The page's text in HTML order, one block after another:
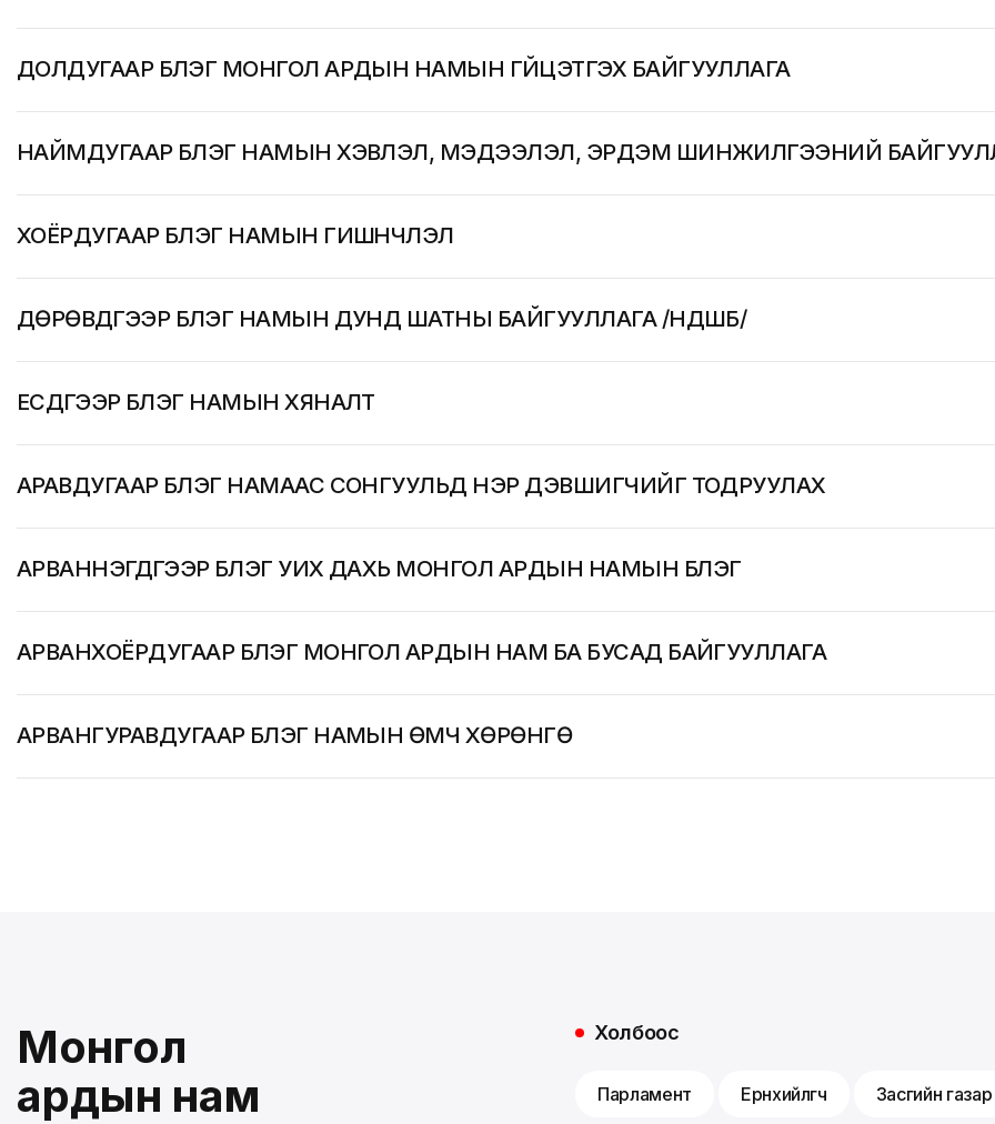
ДОЛДУГААР БҮЛЭГ МОНГОЛ АРДЫН НАМЫН ГҮЙЦЭТГЭХ БАЙГУУЛЛАГА
НАЙМДУГААР БҮЛЭГ НАМЫН ХЭВЛЭЛ, МЭДЭЭЛЭЛ, ЭРДЭМ ШИНЖИЛГЭЭНИЙ
ХОЁРДУГААР БҮЛЭГ НАМЫН ГИШҮҮНЧЛЭЛ
ДӨРӨВДҮГЭЭР БҮЛЭГ НАМЫН ДУНД ШАТНЫ БАЙГУУЛЛАГА /НДШБ/
ЕСДҮГЭЭР БҮЛЭГ НАМЫН ХЯНАЛТ
АРАВДУГААР БҮЛЭГ НАМААС СОНГУУЛЬД НЭР ДЭВШИГЧИЙГ ТОДРУУЛАХ
АРВАННЭГДҮГЭЭР БҮЛЭГ УИХ ДАХЬ МОНГОЛ АРДЫН НАМЫН БҮЛЭГ
АРВАНХОЁРДУГААР БҮЛЭГ МОНГОЛ АРДЫН НАМ БА БУСАД БАЙГУУЛЛАГА
АРВАНГУРАВДУГААР БҮЛЭГ НАМЫН ӨМЧ ХӨРӨНГӨ
Монгол
ардын нам
Холбоос
Парламент Ерөнхийлөгч Засгийн газар